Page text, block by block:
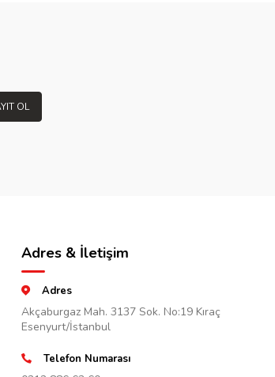
OL
Adres & İletişim
Adres
Akçaburgaz Mah. 3137 Sok. No:19 Kıraç
Esenyurt/İstanbul
Telefon Numarası